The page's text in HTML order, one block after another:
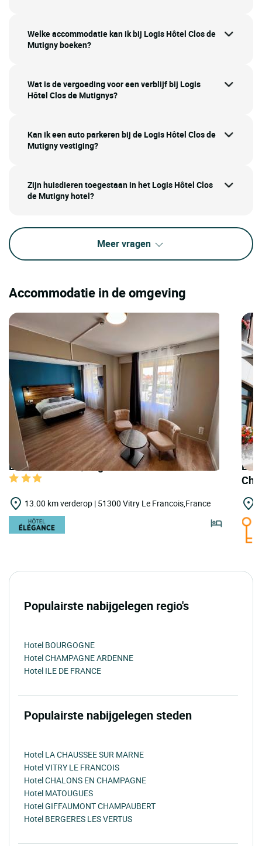
Welke accommodatie kan ik bij Logis Hôtel Clos de
Mutigny boeken?
Wat is de vergoeding voor een verblijf bij Logis
Hôtel Clos de Mutignys?
Kan ik een auto parkeren bij de Logis Hôtel Clos de
Mutigny vestiging?
Zijn huisdieren toegestaan in het Logis Hôtel Clos
de Mutigny hotel?
Meer vragen
Accommodatie in de omgeving
LOGIS HOTELS | Logis Hôtel de la Poste
13.00 km verderop | 51300 Vitry Le Francois,France
Populairste nabijgelegen regio's
Hotel BOURGOGNE
Hotel CHAMPAGNE ARDENNE
Hotel ILE DE FRANCE
Populairste nabijgelegen steden
Hotel LA CHAUSSEE SUR MARNE
Hotel VITRY LE FRANCOIS
Hotel CHALONS EN CHAMPAGNE
Hotel MATOUGUES
Hotel GIFFAUMONT CHAMPAUBERT
Hotel BERGERES LES VERTUS